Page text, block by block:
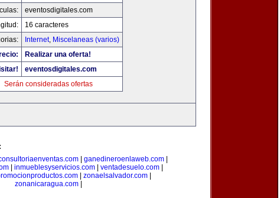
eventosdigitales.com
16 caracteres
Internet, Miscelaneas (varios)
Realizar una oferta!
eventosdigitales.com
Serán consideradas ofertas
ganedineroenlaweb.com
inmueblesyservicios.com ventadesuelo.com
| zonaelsalvador.com|
zonanicaragua.com